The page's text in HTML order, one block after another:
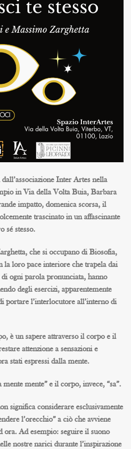
Inter Artes nella
in Via della Volta Buia, Barbara
impatto, domenica scorsa, il
trascinato in un affascinante
sé stesso.
che si occupano di Biosofia,
la loro pace interiore che trapela dai
ogni parola pronunciata, hanno
degli esercizi, apparentemente
portare l’interlocutore all’interno di
è un sapere attraverso il corpo e il
attenzione a sensazioni e
stati espressi dalla mente.
mente” e il corpo, invece, “sa”.
significa considerare esclusivamente
l’orecchio” a ciò che avviene
ora. Ad esempio: seguire il suono
nostre narici durante l’inspirazione